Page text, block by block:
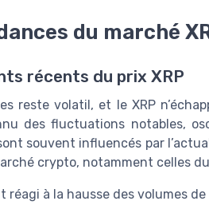
du marché
récents du prix XRP
reste volatil, et le XRP
des fluctuations notables,
souvent influencés par
crypto, notamment celles
réagi à la hausse des volumes